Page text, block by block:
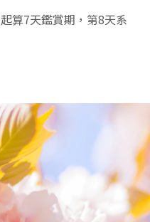
算7天鑑賞期，第8天系